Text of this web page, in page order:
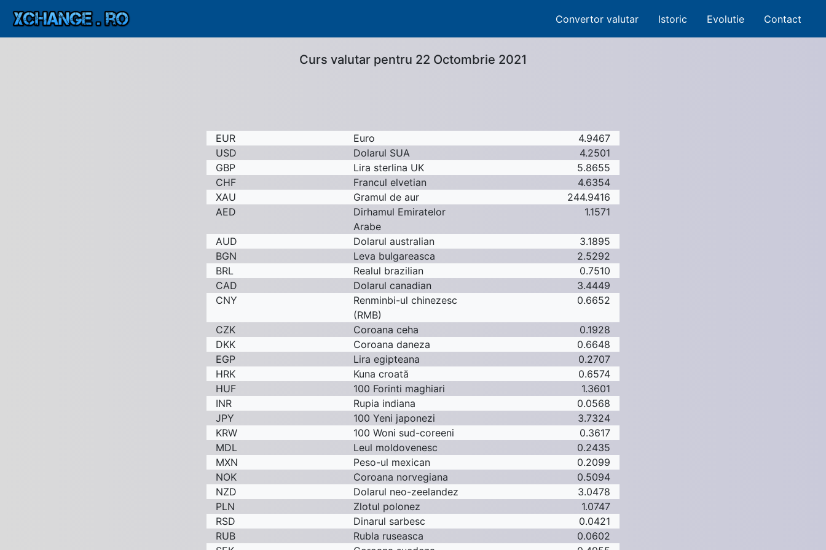
Convertor valutar Istoric Evolutie Contact
Curs valutar pentru 22 Octombrie 2021
EUR Euro
4.9467
USD
Dolarul SUA
4.2501
GBP
Lira sterlina UK
5.8655
CHF
Francul elvetian
4.6354
XAU
Gramul de aur
244.9416
AED
Dirhamul Emiratelor
Arabe
1.1571
AUD Dolarul australian
3.1895
BGN
Leva bulgareasca
2.5292
BRL
Realul brazilian
0.7510
CAD
Dolarul canadian
3.4449
CNY
Renminbi-ul chinezesc
(RMB)
0.6652
CZK Coroana ceha
0.1928
DKK
Coroana daneza
0.6648
EGP
Lira egipteana
0.2707
HRK
Kuna croată
0.6574
HUF
100 Forinti maghiari
1.3601
INR
Rupia indiana
0.0568
JPY
100 Yeni japonezi
3.7324
KRW
100 Woni sud-coreeni
0.3617
MDL
Leul moldovenesc
0.2435
MXN
Peso-ul mexican
0.2099
NOK
Coroana norvegiana
0.5094
NZD
Dolarul neo-zeelandez
3.0478
PLN
Zlotul polonez
1.0747
RSD
Dinarul sarbesc
0.0421
RUB
Rubla ruseasca
0.0602